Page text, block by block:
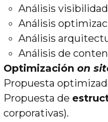
Análisis
Análisis
Análisis
Análisis de
Optimización on
Propuesta
Propuesta de
corporativas).